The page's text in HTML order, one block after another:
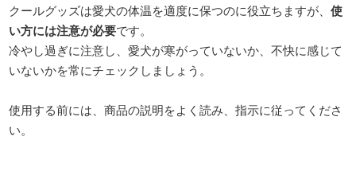
クールグッズは愛犬の体温を適度に保つのに役立ちますが、使
い方には注意が必要です。
冷やし過ぎに注意し、愛犬が寒がっていないか、不快に感じて
いないかを常にチェックしましょう。
使用する前には、商品の説明をよく読み、指示に従ってくださ
い。